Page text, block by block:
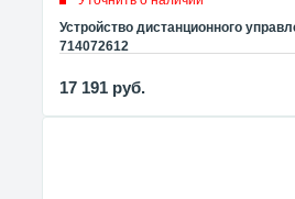
Устройство дистанционного
714072612
17 191 руб.